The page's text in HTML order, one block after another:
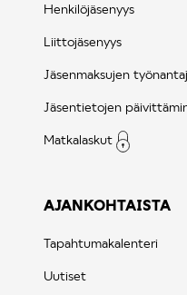
Henkilöjäsenyys
Liittojäsenyys
Jäsenmaksujen
Jäsentietojen
Matkalaskut
AJANKOHTAISTA
Tapahtumakalenteri
Uutiset